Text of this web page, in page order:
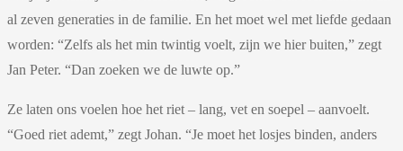
al zeven generaties in de familie. En het moet wel met liefde gedaan
worden: “Zelfs als het min twintig voelt, zijn we hier buiten,” zegt
Jan Peter. “Dan zoeken we de luwte op.”
Ze laten ons voelen hoe het riet – lang, vet en soepel – aanvoelt.
“Goed riet ademt,” zegt Johan. “Je moet het losjes binden, anders